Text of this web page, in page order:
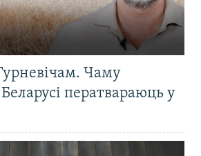
Чаму
ператвараюць у